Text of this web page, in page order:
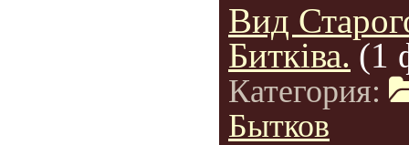
Вид
Битківа. (1
Категория:
Бытков